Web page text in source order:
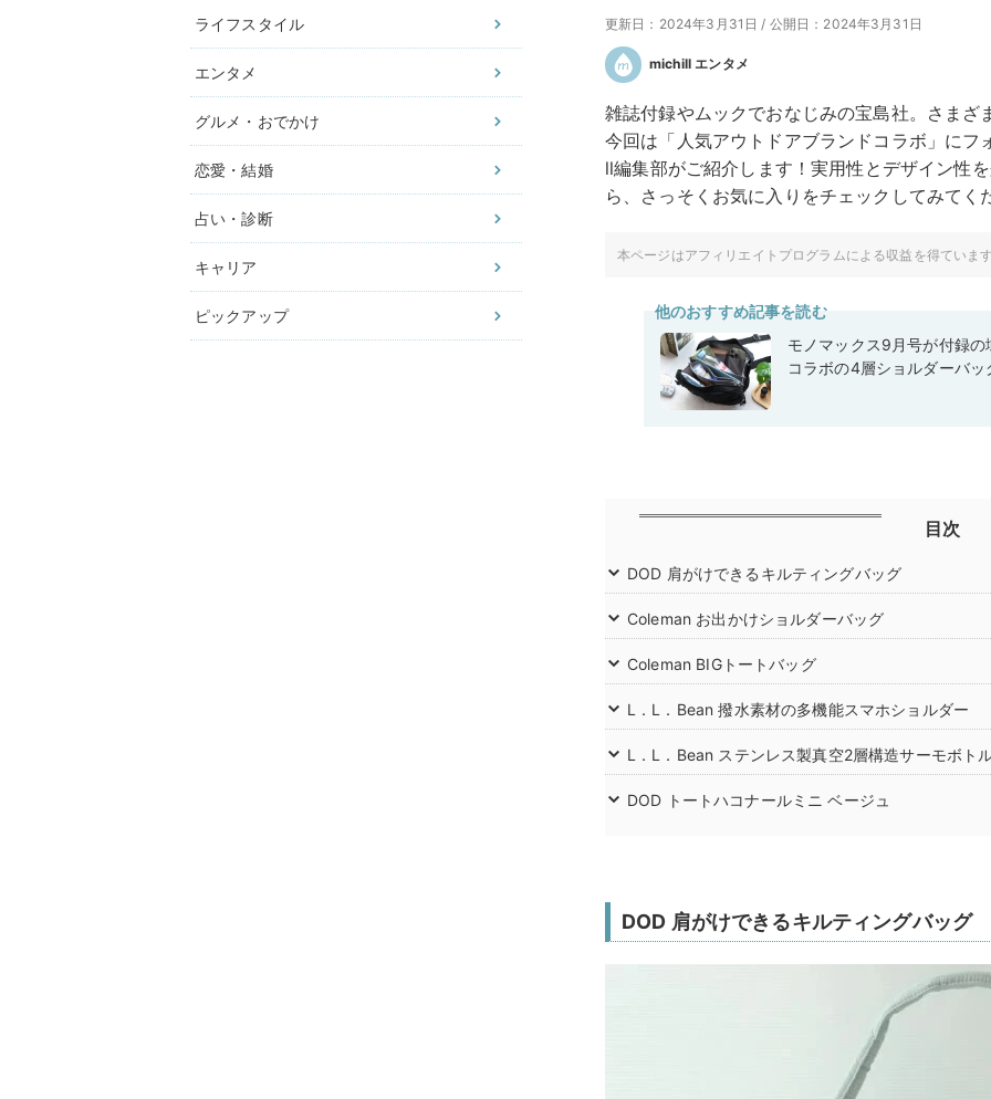
ライフスタイル
エンタメ
グルメ・おでかけ
恋愛・結婚
占い・診断
キャリア
ピックアップ
更新日：2024年3月31日 / 公開日：2024年3月31日
michill エンタメ
雑誌付録やムックでおなじみの宝島社。さまざ
今回は「人気アウトドアブランドコラボ」に
ll編集部がご紹介します！実用性とデザイン性
ら、さっそくお気に入りをチェックしてみてく
本ページはアフィリエイトプログラムによる収益を得ていま
他のおすすめ記事を読む
モノマックス9月号が付録
コラボの4層ショルダーバッ
目次
DOD 肩がけできるキルティングバッグ
Coleman お出かけショルダーバッグ
Coleman BIGトートバッグ
L．L．Bean 撥水素材の多機能スマホショルダー
L．L．Bean ステンレス製真空2層構造サーモボト
DOD トートハコナールミニ ベージュ
DOD 肩がけできるキルティングバッグ